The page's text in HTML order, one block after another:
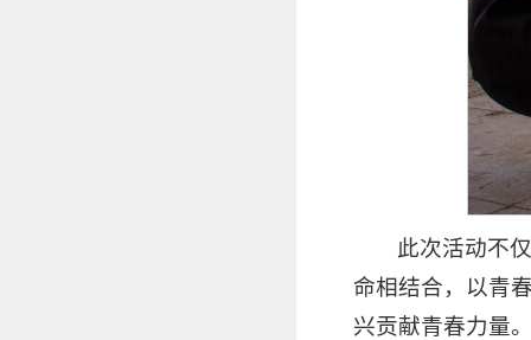
此次活动不
命相结合，以青
兴贡献青春力量